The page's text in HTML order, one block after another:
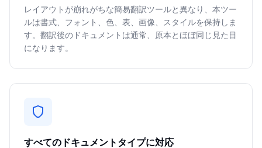
レイアウトが崩れがちな簡易翻訳ツールと異なり、本ツー
ルは書式、フォント、色、表、画像、スタイルを保持しま
す。翻訳後のドキュメントは通常、原本とほぼ同じ見た目
になります。
すべてのドキュメントタイプに対応